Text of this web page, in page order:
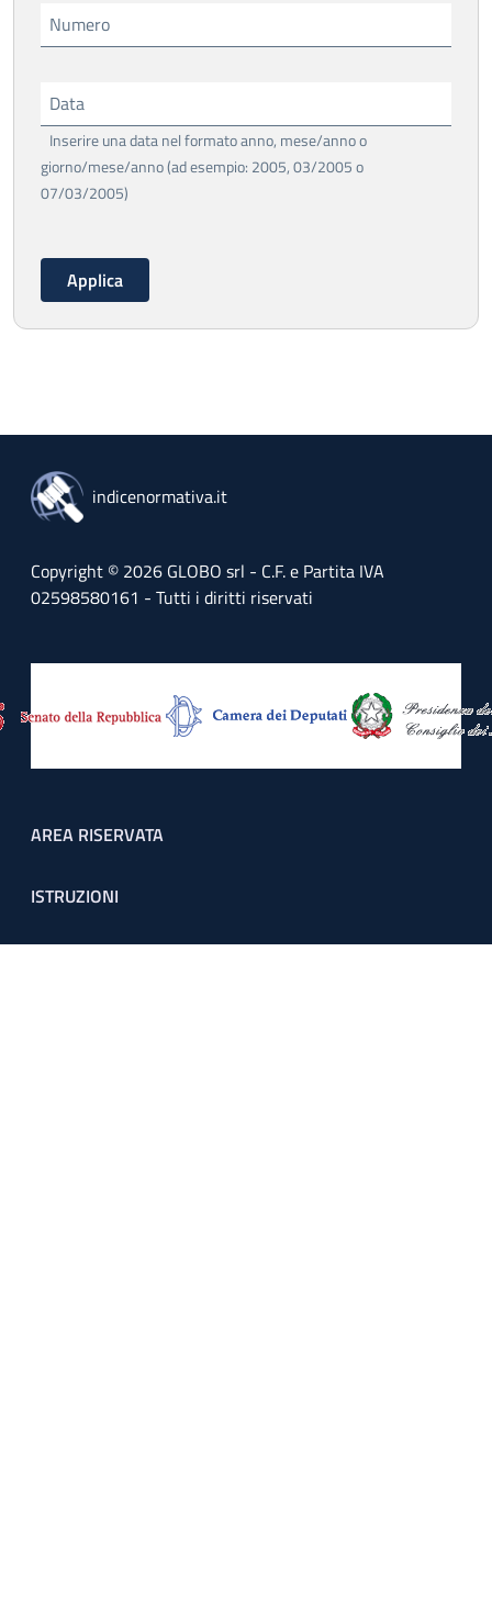
Numero
Data
Inserire una data nel formato anno, mese/anno o
giorno/mese/anno (ad esempio: 2005, 03/2005 o
07/03/2005)
indicenormativa.it
Copyright © 2026 GLOBO srl - C.F. e Partita IVA
02598580161 - Tutti i diritti riservati
Footer menu
AREA RISERVATA
ISTRUZIONI